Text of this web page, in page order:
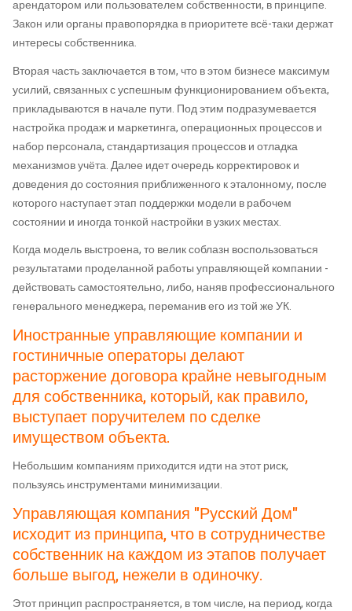
арендатором или пользователем собственности, в принципе.
Закон или органы правопорядка в приоритете всё-таки держат
интересы собственника.
Вторая часть заключается в том, что в этом бизнесе максимум
усилий, связанных с успешным функционированием объекта,
прикладываются в начале пути. Под этим подразумевается
настройка продаж и маркетинга, операционных процессов и
набор персонала, стандартизация процессов и отладка
механизмов учёта. Далее идет очередь корректировок и
доведения до состояния приближенного к эталонному, после
которого наступает этап поддержки модели в рабочем
состоянии и иногда тонкой настройки в узких местах.
Когда модель выстроена, то велик соблазн воспользоваться
результатами проделанной работы управляющей компании -
действовать самостоятельно, либо, наняв профессионального
генерального менеджера, переманив его из той же УК.
Иностранные управляющие компании и
гостиничные операторы делают
расторжение договора крайне невыгодным
для собственника, который, как правило,
выступает поручителем по сделке
имуществом объекта.
Небольшим компаниям приходится идти на этот риск,
пользуясь инструментами минимизации.
Управляющая компания "Русский Дом"
исходит из принципа, что в сотрудничестве
собственник на каждом из этапов получает
больше выгод, нежели в одиночку.
Этот принцип распространяется, в том числе, на период, когда